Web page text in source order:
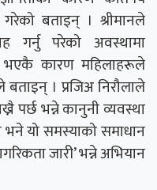
बताइन् । श्रीमानले
गर्नु परेको अवस्थामा
भएकै कारण महिलाहरूले
। प्रजिअ निरौलाले
पर्छ भन्ने कानुनी व्यवस्था
यो समस्याको समाधान
जारी’ भन्ने अभियान